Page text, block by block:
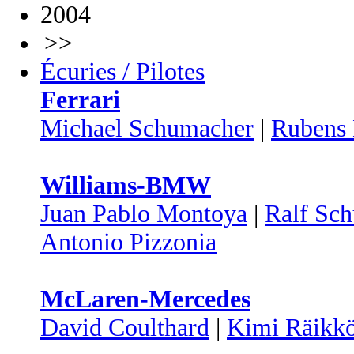
2004
>>
Écuries / Pilotes
Ferrari
Michael Schumacher |
Williams-BMW
Juan Pablo Montoya | Ralf
Antonio Pizzonia
McLaren-Mercedes
David Coulthard | Kimi